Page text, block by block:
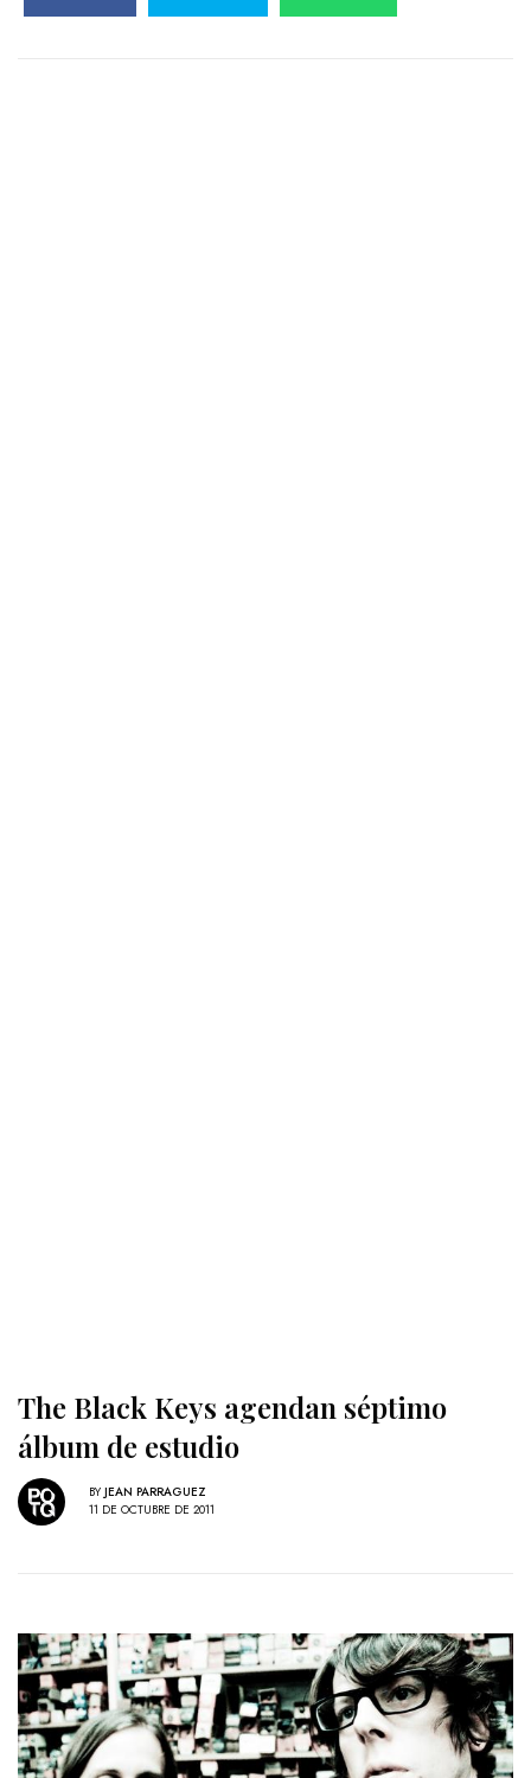
The Black Keys agendan séptimo
álbum de estudio
BY JEAN PARRAGUEZ
11 DE OCTUBRE DE 2011